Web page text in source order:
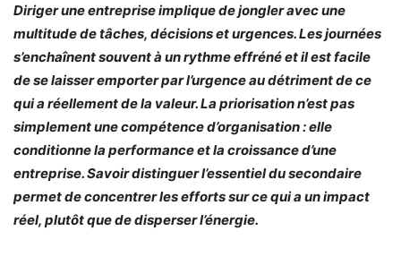
Diriger une entreprise implique de jongler avec une
multitude de tâches, décisions et urgences. Les journées
s’enchaînent souvent à un rythme effréné et il est facile
de se laisser emporter par l’urgence au détriment de ce
qui a réellement de la valeur. La priorisation n’est pas
simplement une compétence d’organisation : elle
conditionne la performance et la croissance d’une
entreprise. Savoir distinguer l’essentiel du secondaire
permet de concentrer les efforts sur ce qui a un impact
réel, plutôt que de disperser l’énergie.